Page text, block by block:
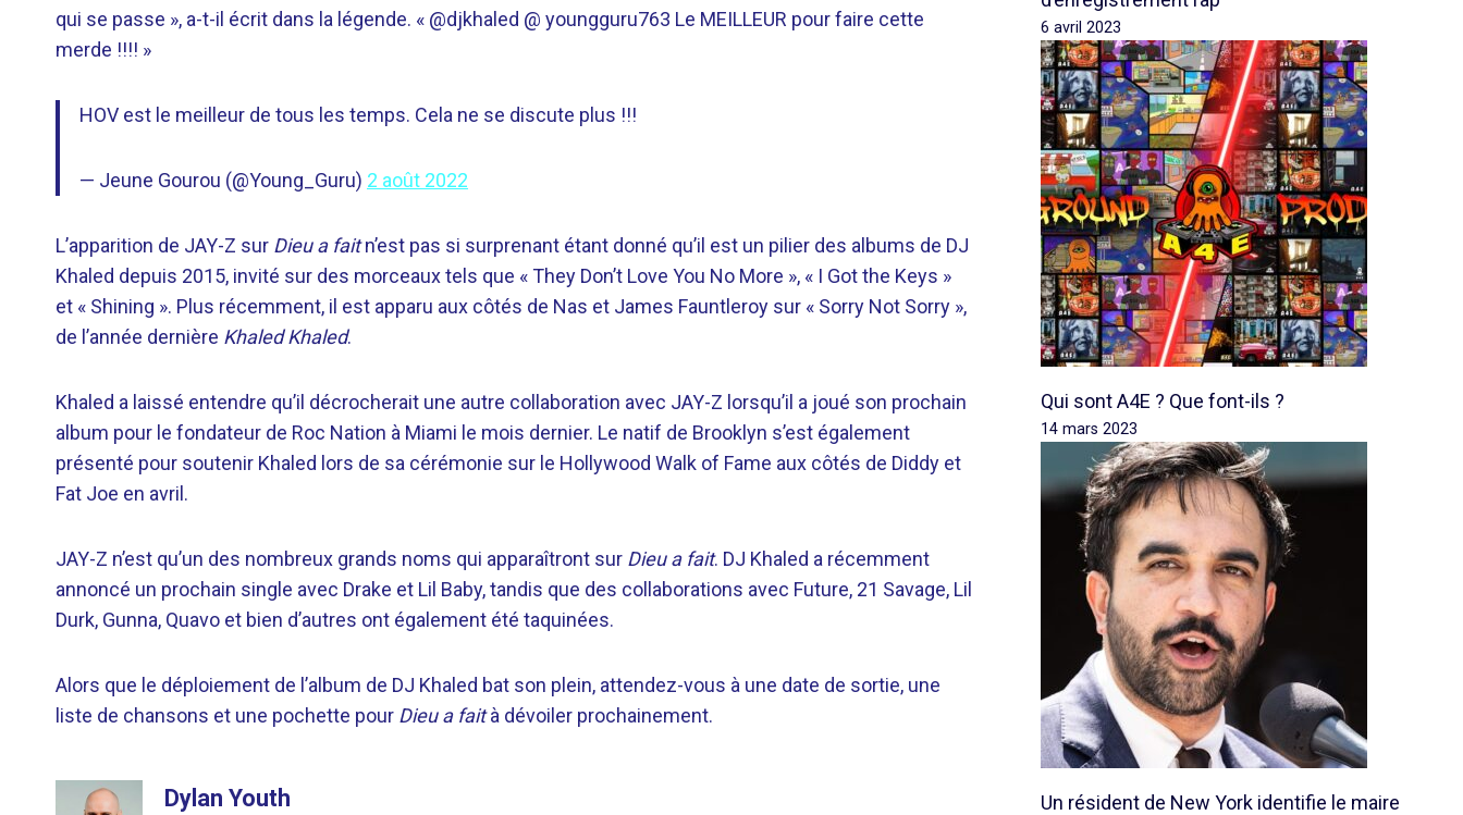
qui se passe », a-t-il écrit dans la légende. « @djkhaled @ youngguru763 Le MEILLEUR pour faire cette
merde !!!! »
HOV est le meilleur de tous les temps. Cela ne se discute plus !!!
— Jeune Gourou (@Young_Guru) 2 août 2022
L’apparition de JAY-Z sur Dieu a faitn’est pas si surprenant étant donné qu’il est un pilier des albums de DJ
Khaled depuis 2015, invité sur des morceaux tels que « They Don’t Love You No More », « I Got the Keys »
et « Shining ». Plus récemment, il est apparu aux côtés de Nas et James Fauntleroy sur « Sorry Not Sorry »,
de l’année dernière Khaled Khaled.
Khaled a laissé entendre qu’il décrocherait une autre collaboration avec JAY-Z lorsqu’il a joué son prochain
album pour le fondateur de Roc Nation à Miami le mois dernier. Le natif de Brooklyn s’est également
présenté pour soutenir Khaled lors de sa cérémonie sur le Hollywood Walk of Fame aux côtés de Diddy et
Fat Joe en avril.
JAY-Z n’est qu’un des nombreux grands noms qui apparaîtront sur Dieu a fait. DJ Khaled a récemment
annoncé un prochain single avec Drake et Lil Baby, tandis que des collaborations avec Future, 21 Savage, Lil
Durk, Gunna, Quavo et bien d’autres ont également été taquinées.
Alors que le déploiement de l’album de DJ Khaled bat son plein, attendez-vous à une date de sortie, une
liste de chansons et une pochette pour Dieu a faità dévoiler prochainement.
Dylan Youth
6 avril 2023
Qui sont A4E ? Que font-ils ?
14 mars 2023
Un résident de New York identifie le maire